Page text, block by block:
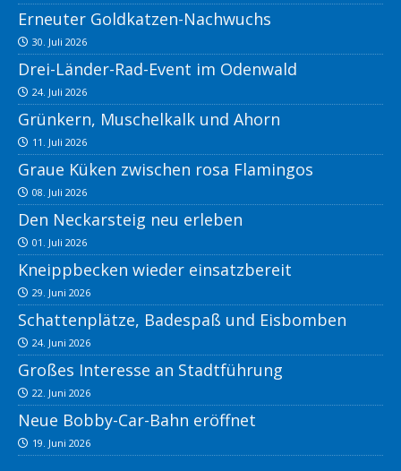
Erneuter Goldkatzen-Nachwuchs
30. Juli 2026
Drei-Länder-Rad-Event im Odenwald
24. Juli 2026
Grünkern, Muschelkalk und Ahorn
11. Juli 2026
Graue Küken zwischen rosa Flamingos
08. Juli 2026
Den Neckarsteig neu erleben
01. Juli 2026
Kneippbecken wieder einsatzbereit
29. Juni 2026
Schattenplätze, Badespaß und Eisbomben
24. Juni 2026
Großes Interesse an Stadtführung
22. Juni 2026
Neue Bobby-Car-Bahn eröffnet
19. Juni 2026